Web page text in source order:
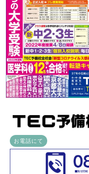
お電話にて